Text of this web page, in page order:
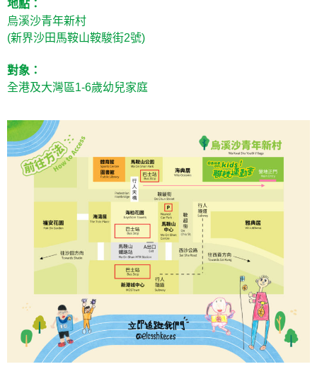
地點：
烏溪沙青年新村
(新界沙田馬鞍山鞍駿街2號)
對象：
全港及大灣區1-6歲幼兒家庭